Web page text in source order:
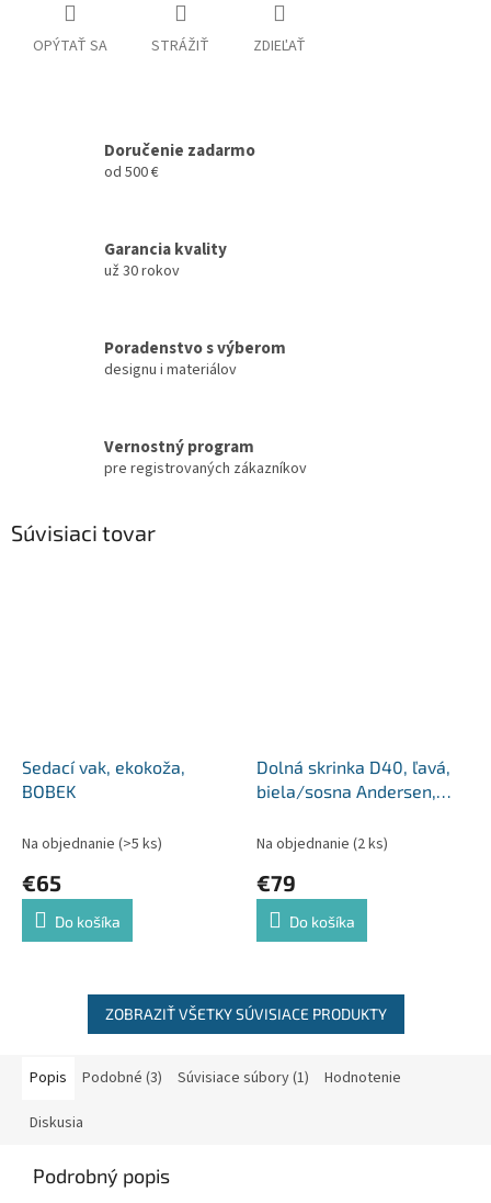
OPÝTAŤ SA STRÁŽIŤ ZDIEĽAŤ
Doručenie zadarmo
od 500 €
Garancia kvality
už 30 rokov
Poradenstvo s výberom
designu i materiálov
Vernostný program
pre registrovaných zákazníkov
Súvisiaci tovar
Sedací vak, ekokoža,
BOBEK
Na objednanie (>5 ks)
€65
Do košíka
Dolná skrinka D40, ľavá,
biela/sosna Andersen,
Na objednanie (2 ks)
€79
Do košíka
ZOBRAZIŤ VŠETKY SÚVISIACE PRODUKTY
Popis Podobné (3) Súvisiace súbory (1) Hodnotenie
Diskusia
Podrobný popis